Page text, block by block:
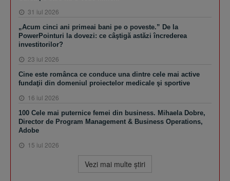
31 iul 2026
„Acum cinci ani primeai bani pe o poveste.” De la
PowerPointuri la dovezi: ce câştigă astăzi încrederea
investitorilor?
23 iul 2026
Cine este românca ce conduce una dintre cele mai active
fundaţii din domeniul proiectelor medicale şi sportive
16 iul 2026
100 Cele mai puternice femei din business. Mihaela Dobre,
Director de Program Management & Business Operations,
Adobe
15 iul 2026
Vezi mai multe ştiri